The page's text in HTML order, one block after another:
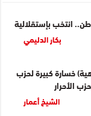
بإستقلالية
بكار الدليمي
كبيرة لحزب
الشيخ أعمار